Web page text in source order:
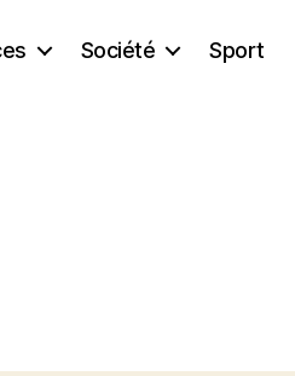
Société Sport